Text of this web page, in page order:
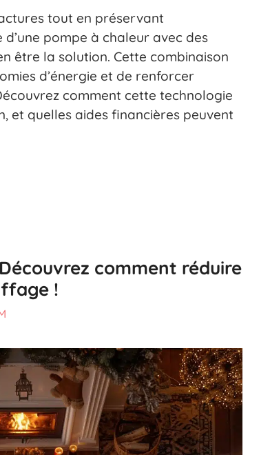
tout en préservant
d’une pompe à chaleur avec des
être la solution. Cette combinaison
d’énergie et de renforcer
comment cette technologie
et quelles aides financières peuvent
comment réduire
!